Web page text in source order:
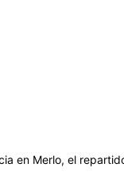
en Merlo, el